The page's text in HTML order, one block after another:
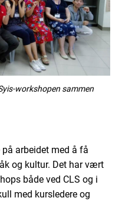
workshopen sammen
arbeidet med å få
og kultur. Det har vært
både ved CLS og i
med kursledere og